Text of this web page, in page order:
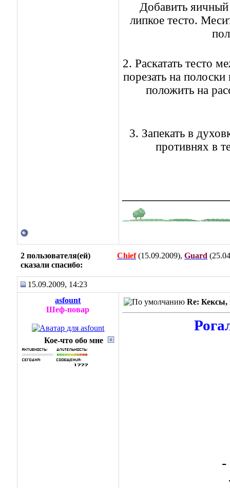
Добавить
липкое тесто.
2. Раскатать тесто
порезать на
положить на
3. Запекать в
противнях в
2 пользователя(ей)
сказали cпасибо:
Chief(15.09.2009), Guard
15.09.2009, 14:23
asfount
Шеф-повар
Кое-что обо мне
Re: Кексы,
-